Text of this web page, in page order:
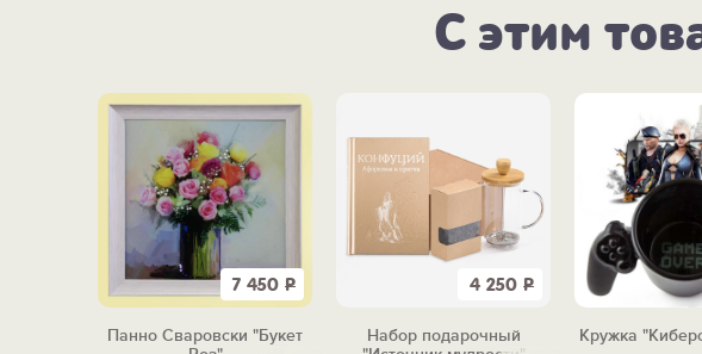
С этим
7 450 Р
Панно Сваровски "Букет
4 250 Р
Набор подарочный
Кружка